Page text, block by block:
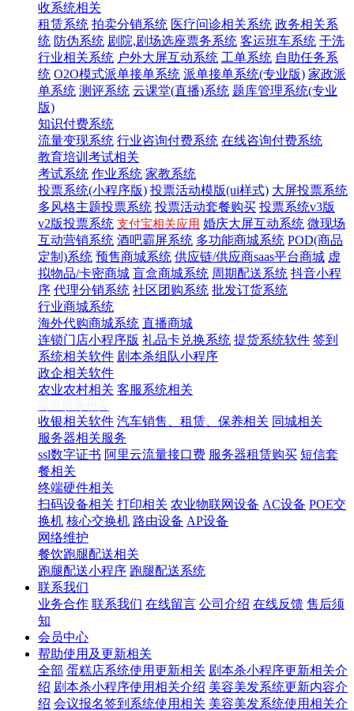
收系统相关
租赁系统 拍卖分销系统 医疗问诊相关系统 政务相关系
统 防伪系统 剧院,剧场选座票务系统 客运班车系统 干洗
行业相关系统 户外大屏互动系统 工单系统 自助任务系
统 O2O模式派单接单系统 派单接单系统(专业版) 家政派
单系统 测评系统 云课堂(直播)系统 题库管理系统(专业
版)
知识付费系统
流量变现系统 行业咨询付费系统 在线咨询付费系统
教育培训考试相关
考试系统 作业系统 家教系统
投票系统(小程序版) 投票活动模版(ui样式) 大屏投票系统
多风格主题投票系统 投票活动套餐购买 投票系统v3版
v2版投票系统 支付宝相关应用 婚庆大屏互动系统 微现场
互动营销系统 酒吧霸屏系统 多功能商城系统 POD(商品
定制)系统 预售商城系统 供应链/供应商saas平台商城 虚
拟物品/卡密商城 盲盒商城系统 周期配送系统 抖音小程
序 代理分销系统 社区团购系统 批发订货系统
行业商城系统
海外代购商城系统 直播商城
连锁门店小程序版 礼品卡兑换系统 提货系统软件 签到
系统相关软件 剧本杀组队小程序
政企相关软件
农业农村相关 客服系统相关
收银相关软件 汽车销售、租赁、保养相关 同城相关
服务器相关服务
ssl数字证书 阿里云流量接口费 服务器租赁购买 短信套
餐相关
终端硬件相关
扫码设备相关 打印相关 农业物联网设备 AC设备 POE交
换机 核心交换机 路由设备 AP设备
网络维护
餐饮跑腿配送相关
跑腿配送小程序 跑腿配送系统
联系我们
业务合作 联系我们 在线留言 公司介绍 在线反馈 售后须
知
会员中心
帮助使用及更新相关
全部 蛋糕店系统使用更新相关 剧本杀小程序更新相关介
绍 剧本杀小程序使用相关介绍 美容美发系统更新内容介
绍 会议报名签到系统使用相关 美容美发系统使用相关介